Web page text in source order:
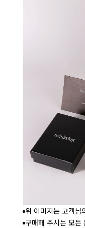
위 이미지는 고객님
구매해 주시는 모든